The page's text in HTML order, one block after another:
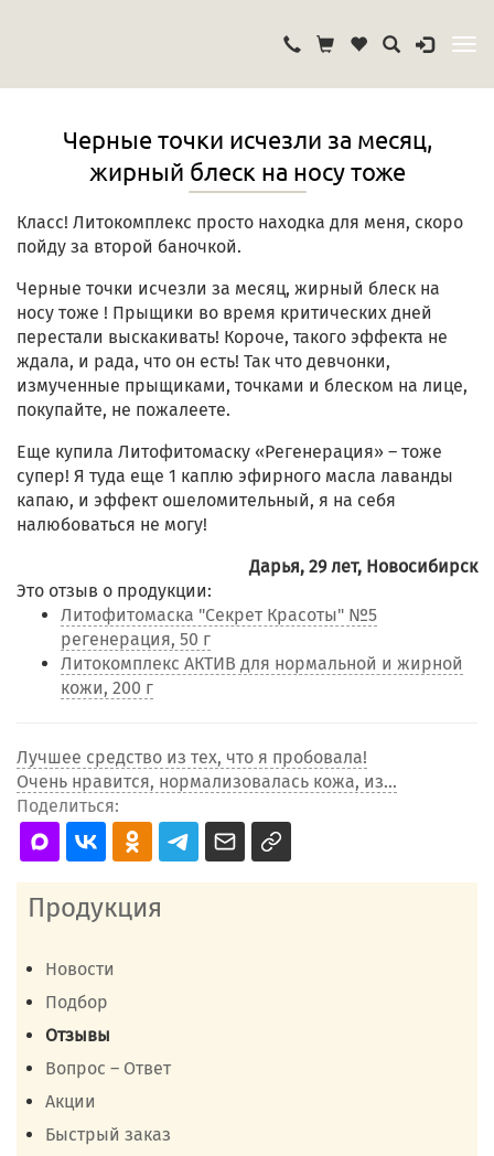
Черные точки исчезли за месяц,
жирный блеск на носу тоже
Класс! Литокомплекс просто находка для меня, скоро
пойду за второй баночкой.
Черные точки исчезли за месяц, жирный блеск на
носу тоже ! Прыщики во время критических дней
перестали выскакивать! Короче, такого эффекта не
ждала, и рада, что он есть! Так что девчонки,
измученные прыщиками, точками и блеском на лице,
покупайте, не пожалеете.
Еще купила Литофитомаску «Регенерация» – тоже
супер! Я туда еще 1 каплю эфирного масла лаванды
капаю, и эффект ошеломительный, я на себя
налюбоваться не могу!
Дарья, 29 лет, Новосибирск
Это отзыв о продукции:
Литофитомаска "Секрет Красоты" №5
регенерация, 50 г
Литокомплекс АКТИВ для нормальной и жирной
кожи, 200 г
Лучшее средство из тех, что я пробовала!
Очень нравится, нормализовалась кожа, из...
Поделиться:
Продукция
Новости
Подбор
Отзывы
Вопрос – Ответ
Акции
Быстрый заказ